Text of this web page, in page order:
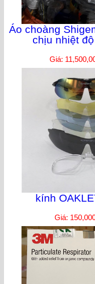
Áo choàng
chịu nhiệt
Giá:
kính
Giá: